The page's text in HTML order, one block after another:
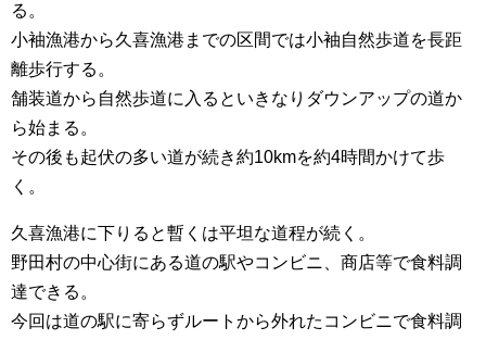
る。
小袖漁港から久喜漁港までの区間では小袖自然歩道を長距
離歩行する。
舗装道から自然歩道に入るといきなりダウンアップの道か
ら始まる。
その後も起伏の多い道が続き約10kmを約4時間かけて歩
く。
久喜漁港に下りると暫くは平坦な道程が続く。
野田村の中心街にある道の駅やコンビニ、商店等で食料調
達できる。
今回は道の駅に寄らずルートから外れたコンビニで食料調